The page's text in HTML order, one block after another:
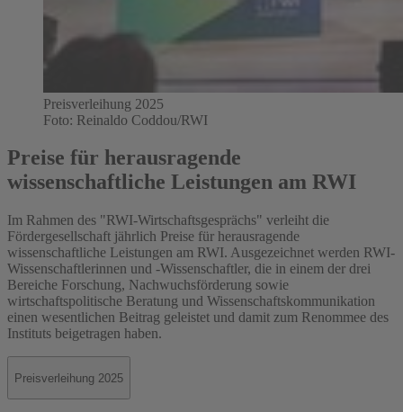
Preisverleihung 2025
Foto: Reinaldo Coddou/RWI
Preise für herausragende
wissenschaftliche Leistungen am RWI
Im Rahmen des "RWI-Wirtschaftsgesprächs" verleiht die
Fördergesellschaft jährlich Preise für herausragende
wissenschaftliche Leistungen am RWI. Ausgezeichnet werden RWI-
Wissenschaftlerinnen und -Wissenschaftler, die in einem der drei
Bereiche Forschung, Nachwuchsförderung sowie
wirtschaftspolitische Beratung und Wissenschaftskommunikation
einen wesentlichen Beitrag geleistet und damit zum Renommee des
Instituts beigetragen haben.
Preisverleihung 2025